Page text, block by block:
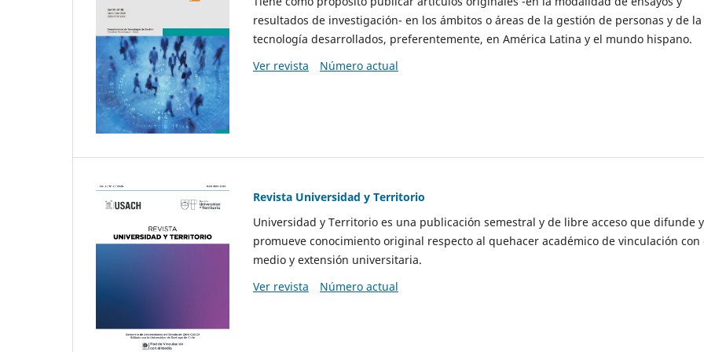
resultados de investigación- en los ámbitos o áreas de la gestión de personas y de la
tecnología desarrollados, preferentemente, en América Latina y el mundo hispano.
Ver revista
Número actual
Revista Universidad y Territorio
Universidad y Territorio es una publicación semestral y de libre acceso que difunde y
promueve conocimiento original respecto al quehacer académico de vinculación con
medio y extensión universitaria.
Ver revista
Número actual